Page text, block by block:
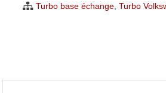
Turbo base échange, Turbo